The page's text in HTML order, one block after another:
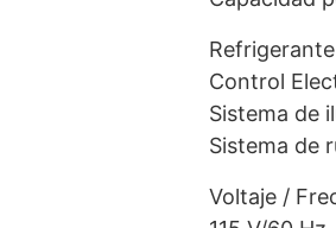
Control
Sistema de
Sistema de
Voltaje /